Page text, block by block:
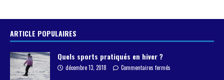
ARTICLE POPULAIRES
Quels sports pratiqués en hiver ?
décembre 13, 2018 Commentaires fermés